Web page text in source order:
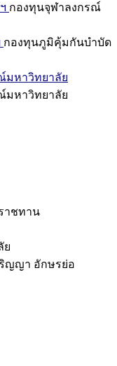
กองทุนจุฬาลงกรณ์
กองทุนภูมิคุ้มกันบำบัด
มหาวิทยาลัย
มหาวิทยาลัย
าชทาน
ย
ญญา อักษรย่อ